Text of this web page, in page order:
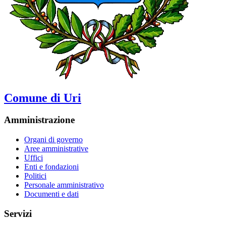
Comune di Uri
Amministrazione
Organi di governo
Aree amministrative
Uffici
Enti e fondazioni
Politici
Personale amministrativo
Documenti e dati
Servizi